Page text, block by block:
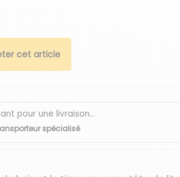
cet article
pour une livraison...
spécialisé